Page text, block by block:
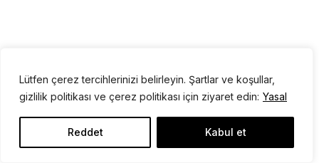
Lütfen çerez tercihlerinizi belirleyin. Şartlar ve koşullar,
gizlilik politikası ve çerez politikası için ziyaret edin: Yasal
Reddet Kabul et